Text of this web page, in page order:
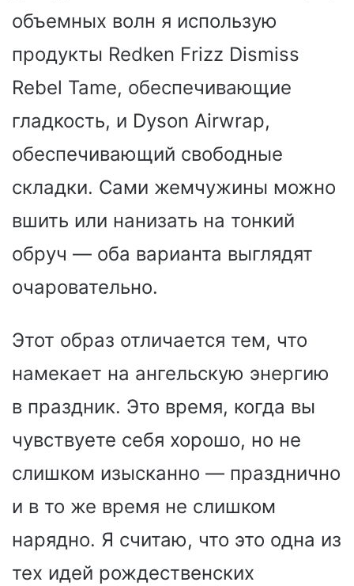
объемных волн я использую
продукты Redken Frizz Dismiss
Rebel Tame, обеспечивающие
гладкость, и Dyson Airwrap,
обеспечивающий свободные
складки. Сами жемчужины можно
вшить или нанизать на тонкий
обруч — оба варианта выглядят
очаровательно.
Этот образ отличается тем, что
намекает на ангельскую энергию
в праздник. Это время, когда вы
чувствуете себя хорошо, но не
слишком изысканно — празднично
и в то же время не слишком
нарядно. Я считаю, что это одна из
тех идей рождественских